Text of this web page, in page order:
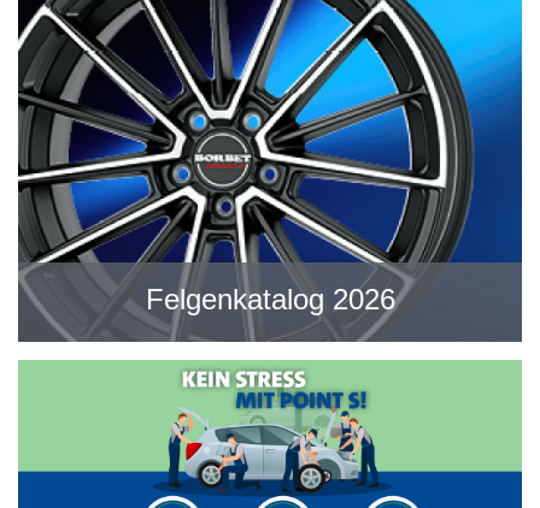
Felgenkatalog 2026